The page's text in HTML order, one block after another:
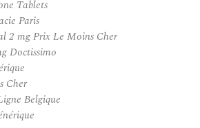
Tablets
Paris
2 mg Prix Le Moins Cher
Doctissimo
Cher
Belgique